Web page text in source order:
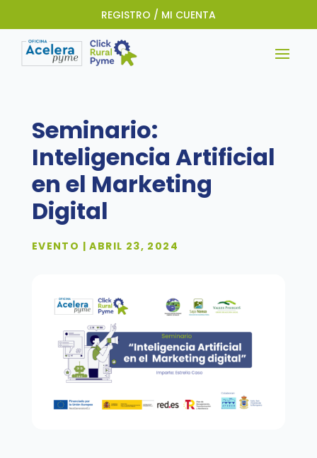
REGISTRO / MI CUENTA
Seminario:
Inteligencia Artificial
en el Marketing
Digital
EVENTO | ABRIL 23, 2024